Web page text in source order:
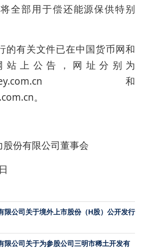
全部用于偿还能源保供特别
的有关文件已在中国货币网和
站上公告，网址分别为
和
。
份有限公司董事会
限公司关于境外上市股份（H股）公开发行
限公司关于为参股公司三明市稀土开发有